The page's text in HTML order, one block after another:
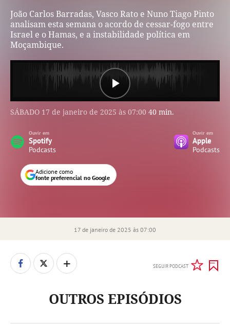
João Carlos Barradas, Vasco Rato e Nuno Tiago Pinto
analisam esta semana o acordo de cessar-fogo entre
Israel e o Hamas, e a instabilidade política em
Moçambique.
Play
SÁBADO 17 de janeiro de 2025 às 07:00 40 min.
Ouvir em
Spotify
Podcasts
Ouvir em
Apple
Podcasts
Adicione como
fonte preferencial no Google
17 de janeiro de 2025 às 07:00
+ SEGUIR PODCAST
OUTROS EPISÓDIOS